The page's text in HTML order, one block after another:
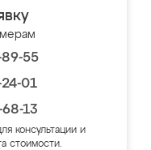
55
01
13
консультации и
стоимости.